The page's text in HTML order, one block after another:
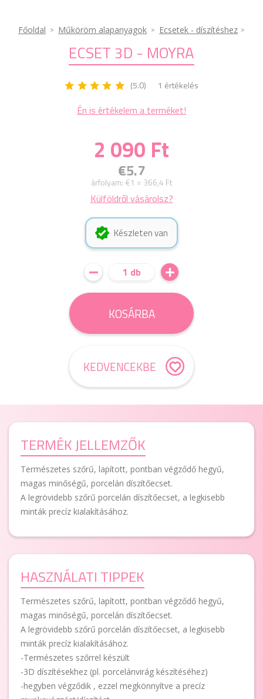
Főoldal Műköröm alapanyagok Ecsetek - díszítéshez
ECSET 3D - MOYRA
(5.0) 1 értékelés
Én is értékelem a terméket!
2 090 Ft
€5.7
árfolyam: €1 = 366,4 Ft
Külföldről vásárolsz?
Készleten van
1 db
KOSÁRBA
KEDVENCEKBE
TERMÉK JELLEMZŐK
Természetes szőrű, lapított, pontban végződő hegyű,
magas minőségű, porcelán díszítőecset.
A legrövidebb szőrű porcelán díszítőecset, a legkisebb
minták precíz kialakításához.
HASZNÁLATI TIPPEK
Természetes szőrű, lapított, pontban végződő hegyű,
magas minőségű, porcelán díszítőecset.
A legrövidebb szőrű porcelán díszítőecset, a legkisebb
minták precíz kialakításához.
-Természetes szőrrel készült
-3D díszítésekhez (pl. porcelánvirág készítéséhez)
-hegyben végződik , ezzel megkönnyítve a precíz